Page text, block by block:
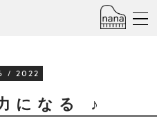
/ 2022
になる ♪